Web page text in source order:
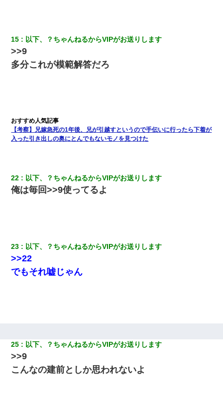
旦那の元カノをSNSで探して写真を保存して顔面評価スレで写真
を晒してた。ほとんどがブスという評価の中で二人ほど意外に好
評価で苦々しく思った
【画像】女の子「お母さん！！私ようやくファッションモデルに
選ばれたの！絶対見に来てね！」→悲しい結果がこれ・・・
【考察】兄嫁急死の1年後、兄が引越すというので手伝いに行った
ら下着が入った引き出しの奥にとんでもないモノを見つけた
元夫の連れ子「俺の結婚式の時くらい、母親としての責任を果た
そうとは思わないのか！」→どうも連れ子は…
妻が亡くなったんだけど正直ガチで嬉しい
15 以下、？ちゃんねるからVIPがお送りします
>>9
多分これが模範解答だろ
【考察】兄嫁急死の1年後、兄が引越すというので手伝いに行ったら下着が
入った引き出しの奥にとんでもないモノを見つけた
22 以下、？ちゃんねるからVIPがお送りします
俺は毎回>>9使ってるよ
23 以下、？ちゃんねるからVIPがお送りします
>>22
でもそれ嘘じゃん
25 以下、？ちゃんねるからVIPがお送りします
>>9
こんなの建前としか思われないよ